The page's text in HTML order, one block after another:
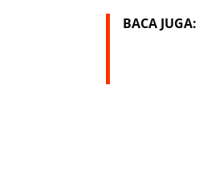
BACA JUGA: